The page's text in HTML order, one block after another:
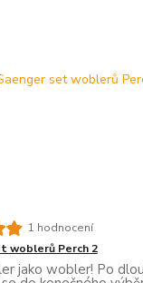
1 hodnocení
woblerů Perch 2
jako wobler! Po